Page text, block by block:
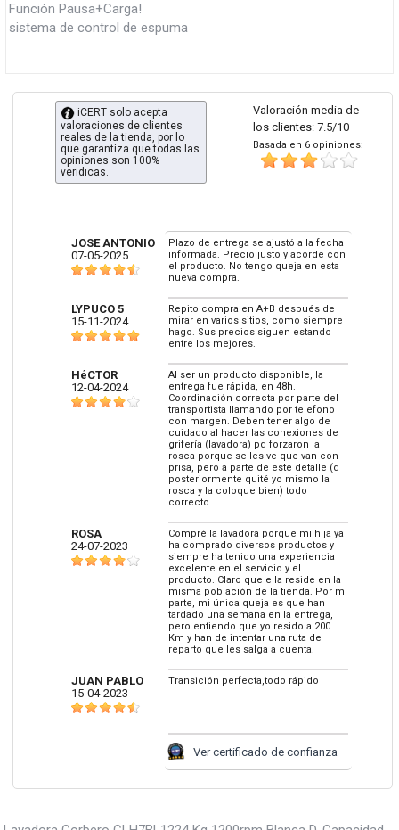
Función Pausa+Carga!
sistema de control de espuma
Valoración media de
los clientes: 7.5/10
Basada en 6 opiniones:
iCERT solo acepta
valoraciones de clientes
reales de la tienda, por lo
que garantiza que todas las
opiniones son 100%
veridicas.
JOSE ANTONIO
07-05-2025
Plazo de entrega se ajustó a la fecha
informada. Precio justo y acorde con
el producto. No tengo queja en esta
nueva compra.
LYPUCO 5
15-11-2024
Repito compra en A+B después de
mirar en varios sitios, como siempre
hago. Sus precios siguen estando
entre los mejores.
HéCTOR
12-04-2024
Al ser un producto disponible, la
entrega fue rápida, en 48h.
Coordinación correcta por parte del
transportista llamando por telefono
con margen. Deben tener algo de
cuidado al hacer las conexiones de
grifería (lavadora) pq forzaron la
rosca porque se les ve que van con
prisa, pero a parte de este detalle (q
posteriormente quité yo mismo la
rosca y la coloque bien) todo
correcto.
ROSA
24-07-2023
Compré la lavadora porque mi hija ya
ha comprado diversos productos y
siempre ha tenido una experiencia
excelente en el servicio y el
producto. Claro que ella reside en la
misma población de la tienda. Por mi
parte, mi única queja es que han
tardado una semana en la entrega,
pero entiendo que yo resido a 200
Km y han de intentar una ruta de
reparto que les salga a cuenta.
JUAN PABLO
15-04-2023
Transición perfecta,todo rápido
Ver certificado de confianza